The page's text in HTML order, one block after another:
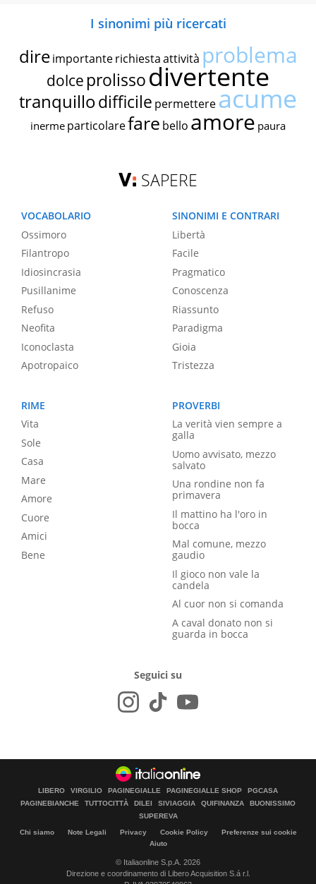
I sinonimi più ricercati
dire importante richiestaattività problema
dolce prolissodivertente
tranquillodifficile permettereacume
inerme particolarefare bello amore paura
SAPERE
VOCABOLARIO
Ossimoro
Filantropo
Idiosincrasia
Pusillanime
Refuso
Neofita
Iconoclasta
Apotropaico
SINONIMI E CONTRARI
Libertà
Facile
Pragmatico
Conoscenza
Riassunto
Paradigma
Gioia
Tristezza
RIME
Vita
Sole
Casa
Mare
Amore
Cuore
Amici
Bene
PROVERBI
La verità vien sempre a
galla
Uomo avvisato, mezzo
salvato
Una rondine non fa
primavera
Il mattino ha l'oro in
bocca
Mal comune, mezzo
gaudio
Il gioco non vale la
candela
Al cuor non si comanda
A caval donato non si
guarda in bocca
Seguici su
LIBERO VIRGILIO PAGINEGIALLE PAGINEGIALLE SHOP
PGCASA
PAGINEBIANCHE
TUTTOCITTÀ DILEI SIVIAGGIA QUIFINANZA
BUONISSIMO
SUPEREVA
Chi siamo Note Legali Privacy Cookie Policy
Preferenze sui cookie
Aiuto
© Italiaonline S.p.A. 2026
Direzione e coordinamento di Libero Acquisition S.á r.l.